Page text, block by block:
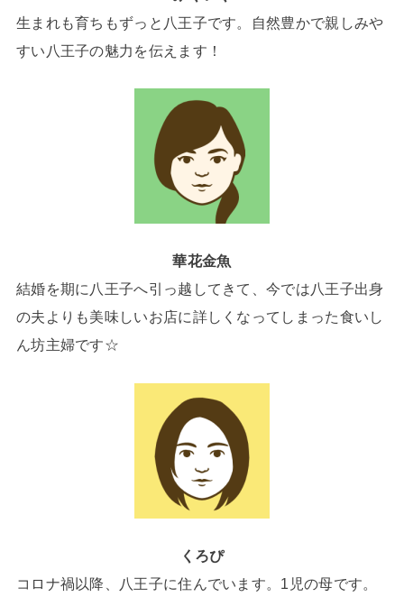
生まれも育ちもずっと八王子です。自然豊かで親しみや
すい八王子の魅力を伝えます！
華花金魚
結婚を期に八王子へ引っ越してきて、今では八王子出身
の夫よりも美味しいお店に詳しくなってしまった食いし
ん坊主婦です☆
くろぴ
コロナ禍以降、八王子に住んでいます。1児の母です。